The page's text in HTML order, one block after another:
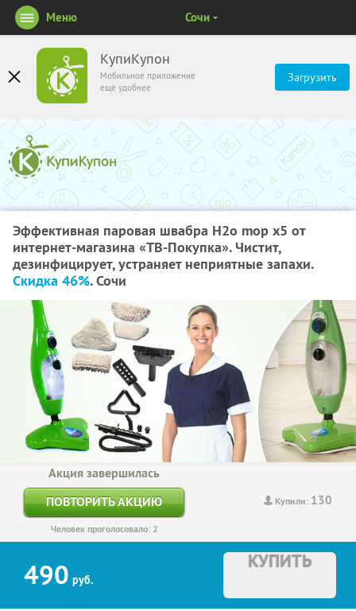
КупиКупон
Мобильное приложение
ещё удобнее
Загрузить
Меню Сочи
Эффективная паровая швабра H2o mop x5 от
интернет-магазина «ТВ-Покупка». Чистит,
дезинфицирует, устраняет неприятные запахи.
Скидка 46%. Сочи
Купили: 130
Акция завершилась
ПОВТОРИТЬ АКЦИЮ
Человек проголосовало: 2
490 руб.
КУПИТЬ